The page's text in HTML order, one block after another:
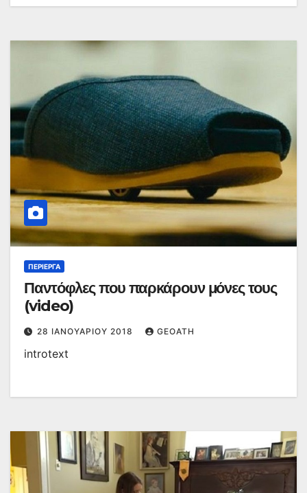
ΠΕΡΊΕΡΓΑ
Παντόφλες που παρκάρουν μόνες τους
(video)
28 ΙΑΝΟΥΑΡΊΟΥ 2018 GEOATH
introtext